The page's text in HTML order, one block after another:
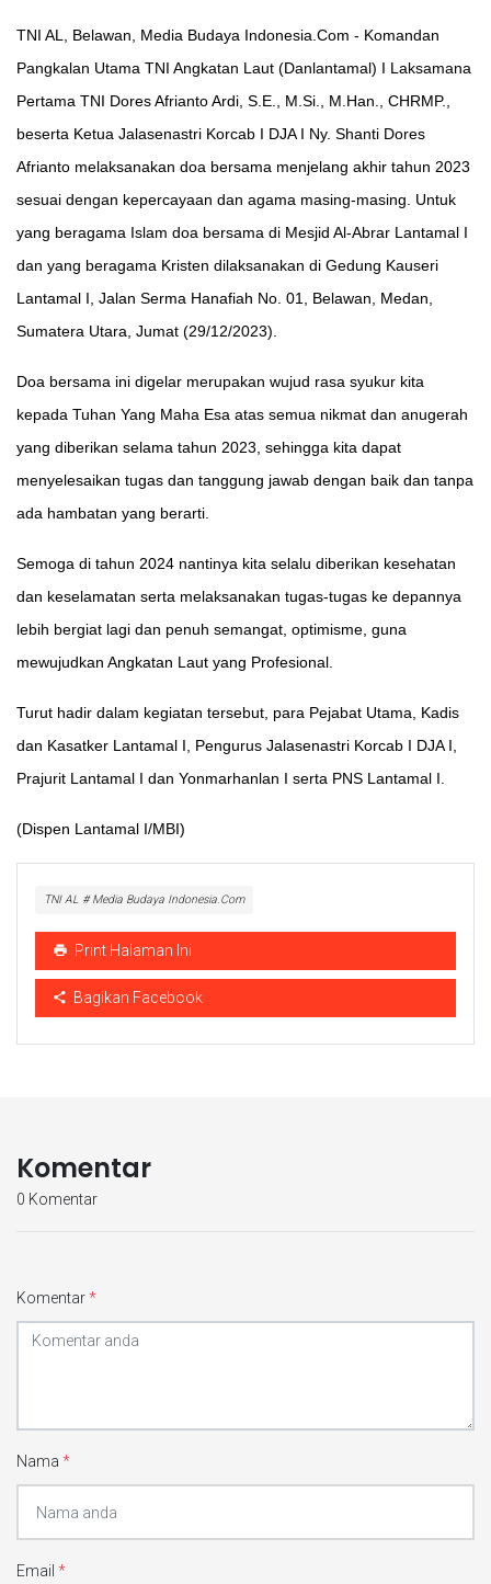
TNI AL, Belawan, Media Budaya Indonesia.Com - Komandan
Pangkalan Utama TNI Angkatan Laut (Danlantamal) I Laksamana
Pertama TNI Dores Afrianto Ardi, S.E., M.Si., M.Han., CHRMP.,
beserta Ketua Jalasenastri Korcab I DJA I Ny. Shanti Dores
Afrianto melaksanakan doa bersama menjelang akhir tahun 2023
sesuai dengan kepercayaan dan agama masing-masing. Untuk
yang beragama Islam doa bersama di Mesjid Al-Abrar Lantamal I
dan yang beragama Kristen dilaksanakan di Gedung Kauseri
Lantamal I, Jalan Serma Hanafiah No. 01, Belawan, Medan,
Sumatera Utara, Jumat (29/12/2023).
Doa bersama ini digelar merupakan wujud rasa syukur kita
kepada Tuhan Yang Maha Esa atas semua nikmat dan anugerah
yang diberikan selama tahun 2023, sehingga kita dapat
menyelesaikan tugas dan tanggung jawab dengan baik dan tanpa
ada hambatan yang berarti.
Semoga di tahun 2024 nantinya kita selalu diberikan kesehatan
dan keselamatan serta melaksanakan tugas-tugas ke depannya
lebih bergiat lagi dan penuh semangat, optimisme, guna
mewujudkan Angkatan Laut yang Profesional.
Turut hadir dalam kegiatan tersebut, para Pejabat Utama, Kadis
dan Kasatker Lantamal I, Pengurus Jalasenastri Korcab I DJA I,
Prajurit Lantamal I dan Yonmarhanlan I serta PNS Lantamal I.
(Dispen Lantamal I/MBI)
TNI AL # Media Budaya Indonesia.Com
Print Halaman Ini
Bagikan Facebook
Komentar
0 Komentar
Komentar*
Nama *
Email *